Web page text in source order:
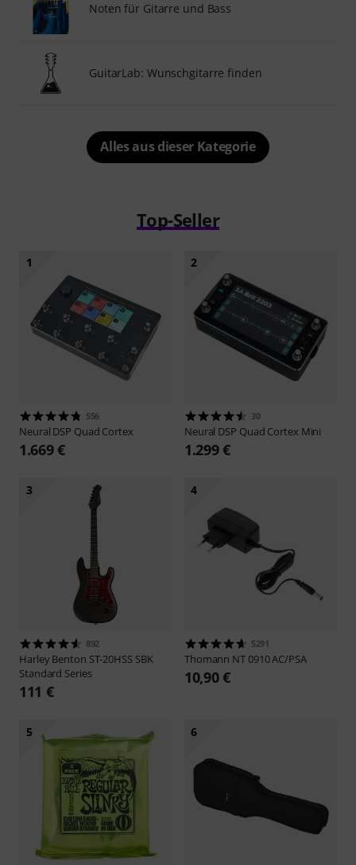
Noten für Gitarre und Bass
GuitarLab: Wunschgitarre finden
Alles aus dieser Kategorie
Top-Seller
1
556
Neural DSP Quad Cortex
1.669 €
2
30
Neural DSP Quad Cortex Mini
1.299 €
3
892
Harley Benton ST-20HSS SBK
Standard Series
111 €
4
5291
Thomann NT 0910 AC/PSA
10,90 €
5 6